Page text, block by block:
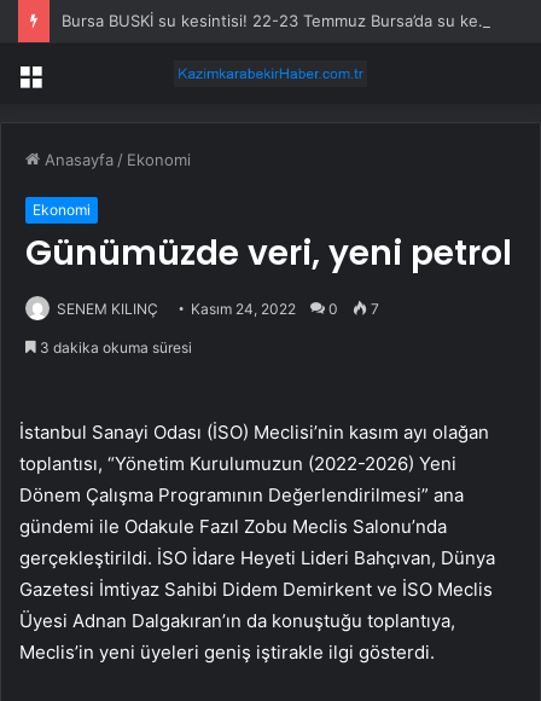
Bursa BUSKİ su kesintisi! 22-23 Temmuz Bursa’da su kesintisi ne zaman bitecek, sular ne zaman gelecek?
Menü
Anasayfa / Ekonomi
Ekonomi
Günümüzde veri, yeni petrol
SENEM KILINÇ Kasım 24, 2022 0 7
3 dakika okuma süresi
İstanbul Sanayi Odası (İSO) Meclisi’nin kasım ayı olağan
toplantısı, “Yönetim Kurulumuzun (2022-2026) Yeni
Dönem Çalışma Programının Değerlendirilmesi” ana
gündemi ile Odakule Fazıl Zobu Meclis Salonu’nda
gerçekleştirildi. İSO İdare Heyeti Lideri Bahçıvan, Dünya
Gazetesi İmtiyaz Sahibi Didem Demirkent ve İSO Meclis
Üyesi Adnan Dalgakıran’ın da konuştuğu toplantıya,
Meclis’in yeni üyeleri geniş iştirakle ilgi gösterdi.